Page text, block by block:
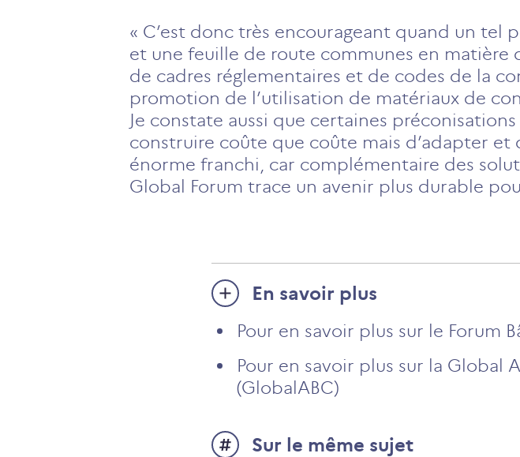
« C’est donc très encourageant quand un tel
et une feuille de route communes en matière
de cadres réglementaires et de codes de la
promotion de l’utilisation de matériaux de
Je constate aussi que certaines
construire coûte que coûte mais d’adapter et
énorme franchi, car complémentaire des
Global Forum trace un avenir plus durable
En savoir plus
Pour en savoir plus sur le Forum
Pour en savoir plus sur la Global
(GlobalABC)
Sur le même sujet